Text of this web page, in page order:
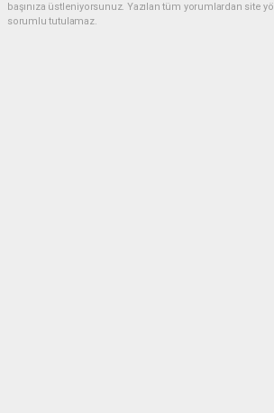
başınıza üstleniyorsunuz. Yazılan tüm yorumlardan site
sorumlu tutulamaz.